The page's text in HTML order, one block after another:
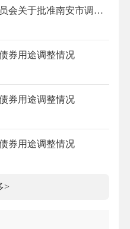
年地方债务限额及财政收支预算的决议
券用途调整情况
券用途调整情况
券用途调整情况
>